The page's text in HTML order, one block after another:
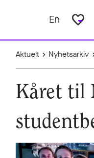
En favorite_border
Aktuelt Nyhetsarkiv
Kåret til